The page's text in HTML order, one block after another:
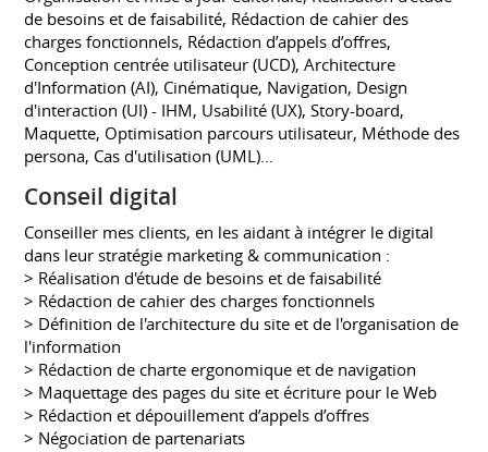
de besoins et de faisabilité, Rédaction de cahier des
charges fonctionnels, Rédaction d’appels d’offres,
Conception centrée utilisateur (UCD), Architecture
d'Information (AI), Cinématique, Navigation, Design
d'interaction (UI) - IHM, Usabilité (UX), Story-board,
Maquette, Optimisation parcours utilisateur, Méthode des
persona, Cas d'utilisation (UML)…
Conseil digital
Conseiller mes clients, en les aidant à intégrer le digital
dans leur stratégie marketing & communication :
> Réalisation d'étude de besoins et de faisabilité
> Rédaction de cahier des charges fonctionnels
> Définition de l'architecture du site et de l'organisation de
l'information
> Rédaction de charte ergonomique et de navigation
> Maquettage des pages du site et écriture pour le Web
> Rédaction et dépouillement d’appels d’offres
> Négociation de partenariats